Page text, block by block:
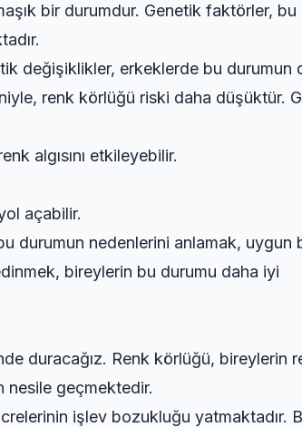
bir durumdur. Genetik faktörler, bu
değişiklikler, erkeklerde bu durumun
renk körlüğü riski daha düşüktür.
algısını etkileyebilir.
açabilir.
durumun nedenlerini anlamak, uygun
bireylerin bu durumu daha iyi
duracağız. Renk körlüğü, bireylerin
nesile geçmektedir.
işlev bozukluğu yatmaktadır.